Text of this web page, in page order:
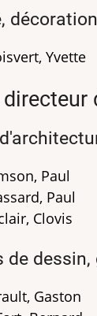
Yvette
Paul
Paul
Clovis
de
Gaston